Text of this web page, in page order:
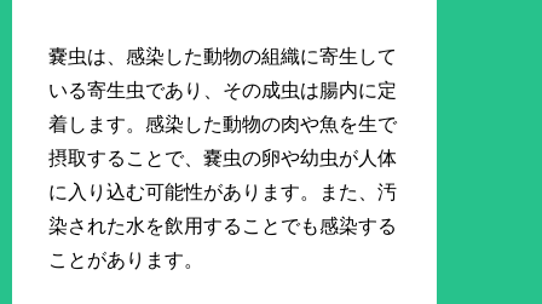
嚢虫は、感染した動物の組織に寄生して
いる寄生虫であり、その成虫は腸内に定
着します。感染した動物の肉や魚を生で
摂取することで、嚢虫の卵や幼虫が人体
に入り込む可能性があります。また、汚
染された水を飲用することでも感染する
ことがあります。